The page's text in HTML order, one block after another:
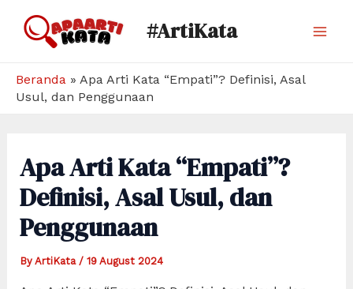
#ArtiKata
Beranda » Apa Arti Kata “Empati”? Definisi, Asal
Usul, dan Penggunaan
Apa Arti Kata “Empati”?
Definisi, Asal Usul, dan
Penggunaan
By ArtiKata / 19 August 2024